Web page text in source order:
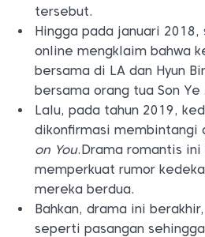
tersebut.
Hingga pada januari 2018,
online mengklaim bahwa
bersama di LA dan Hyun
bersama orang tua Son Ye
Lalu, pada tahun 2019,
dikonfirmasi membintangi
on You.Drama romantis
memperkuat rumor
mereka berdua.
Bahkan, drama ini
seperti pasangan